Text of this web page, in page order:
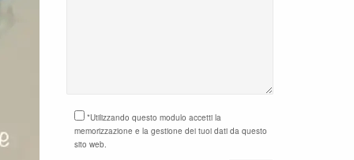
*Utilizzando questo modulo accetti la
memorizzazione e la gestione dei tuoi dati da questo
sito web.